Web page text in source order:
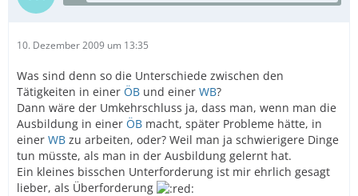
10. Dezember 2009 um 13:35
Was sind denn so die Unterschiede zwischen den
Tätigkeiten in einer ÖB und einer WB?
Dann wäre der Umkehrschluss ja, dass man, wenn man die
Ausbildung in einer ÖB macht, später Probleme hätte, in
einer WB zu arbeiten, oder? Weil man ja schwierigere Dinge
tun müsste, als man in der Ausbildung gelernt hat.
Ein kleines bisschen Unterforderung ist mir ehrlich gesagt
lieber, als Überforderung